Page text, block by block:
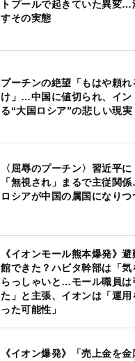
トプールで起きていた異変…
すその実態
プーチンの絶望「もはや頼
け」…中国に値切られ、イン
る“大国ロシア”の悲しい現実
〈屈辱のプーチン〉習近平に
「無視され」まるで主従関
ロシアが中国の属国になり
《イオンモール熊本爆発》
館できた？ハビタ幹部は「気
らっしゃいと…モール職員は
た」と主張、イオンは「運
った可能性」
《イオン爆発》「売上金を